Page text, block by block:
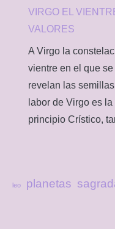
Y
DE
LA
VIRGO EL
VALORES
A Virgo la
vientre en el que
revelan las
labor de Virgo es
principio Crístico,
leo planetas